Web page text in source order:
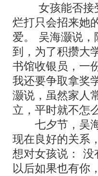
女孩能否接
烂打只会招来她
爱。
吴海灏说，
到，为了积攒大
书馆收银员，一
我还要争取拿奖
灏说，虽然家人
立，平时就不怎
七夕节，吴海
现在良好的关系
想对女孩说：
没
以后如果也有你